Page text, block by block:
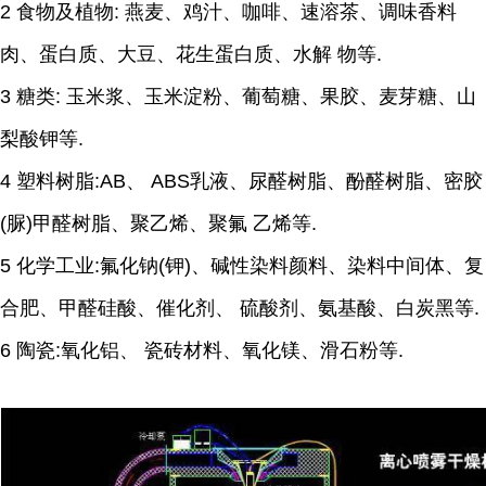
2 食物及植物: 燕麦、鸡汁、咖啡、速溶茶、调味香料
肉、蛋白质、大豆、花生蛋白质、水解 物等.
3 糖类: 玉米浆、玉米淀粉、葡萄糖、果胶、麦芽糖、山
梨酸钾等.
4 塑料树脂:AB、 ABS乳液、尿醛树脂、酚醛树脂、密胶
(脲)甲醛树脂、聚乙烯、聚氟 乙烯等.
5 化学工业:氟化钠(钾)、碱性染料颜料、染料中间体、复
合肥、甲醛硅酸、催化剂、 硫酸剂、氨基酸、白炭黑等.
6 陶瓷:氧化铝、 瓷砖材料、氧化镁、滑石粉等.